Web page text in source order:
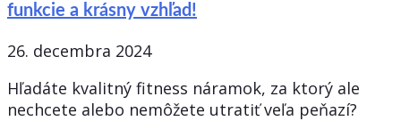
funkcie a krásny vzhľad!
26. decembra 2024
Hľadáte kvalitný fitness náramok, za ktorý ale
nechcete alebo nemôžete utratiť veľa peňazí?